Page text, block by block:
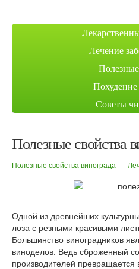
Лечение
Полезные
Советы
Полезные свойства
Полезные свойства винограда
Одной из древнейших
лоза с резными красивыми
Большинство виноградников
виноделов. Ведь сброженный
производителей превращается